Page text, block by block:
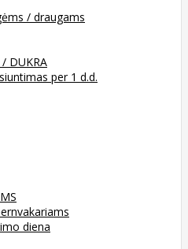
/ draugams
DUKRA
per 1 d.d.
diena